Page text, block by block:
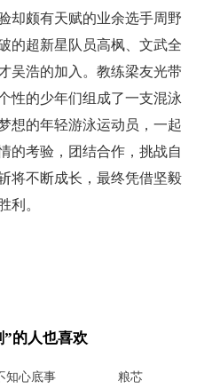
却颇有天赋的业余选手周野
的超新星队员高枫、文武全
吴浩的加入。教练梁友光带
性的少年们组成了一支混泳
想的年轻游泳运动员，一起
的考验，团结合作，挑战自
将不断成长，最终凭借坚毅
利。
”的人也喜欢
知心底事 粮芯